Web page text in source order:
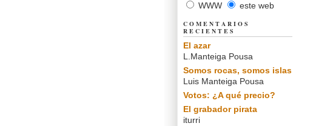
WWW este web
COMENTARIOS
RECIENTES
El azar
L.Manteiga Pousa
Somos rocas, somos islas
Luis Manteiga Pousa
Votos: ¿A qué precio?
El grabador pirata
iturri